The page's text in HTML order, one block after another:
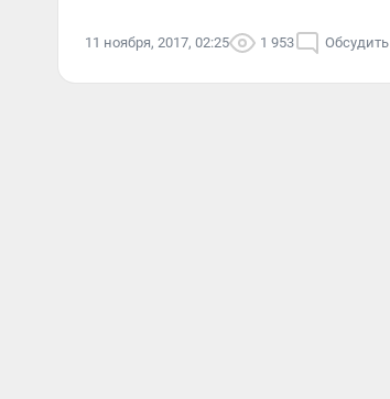
11 ноября, 2017, 02:25 1 953 Обсудить